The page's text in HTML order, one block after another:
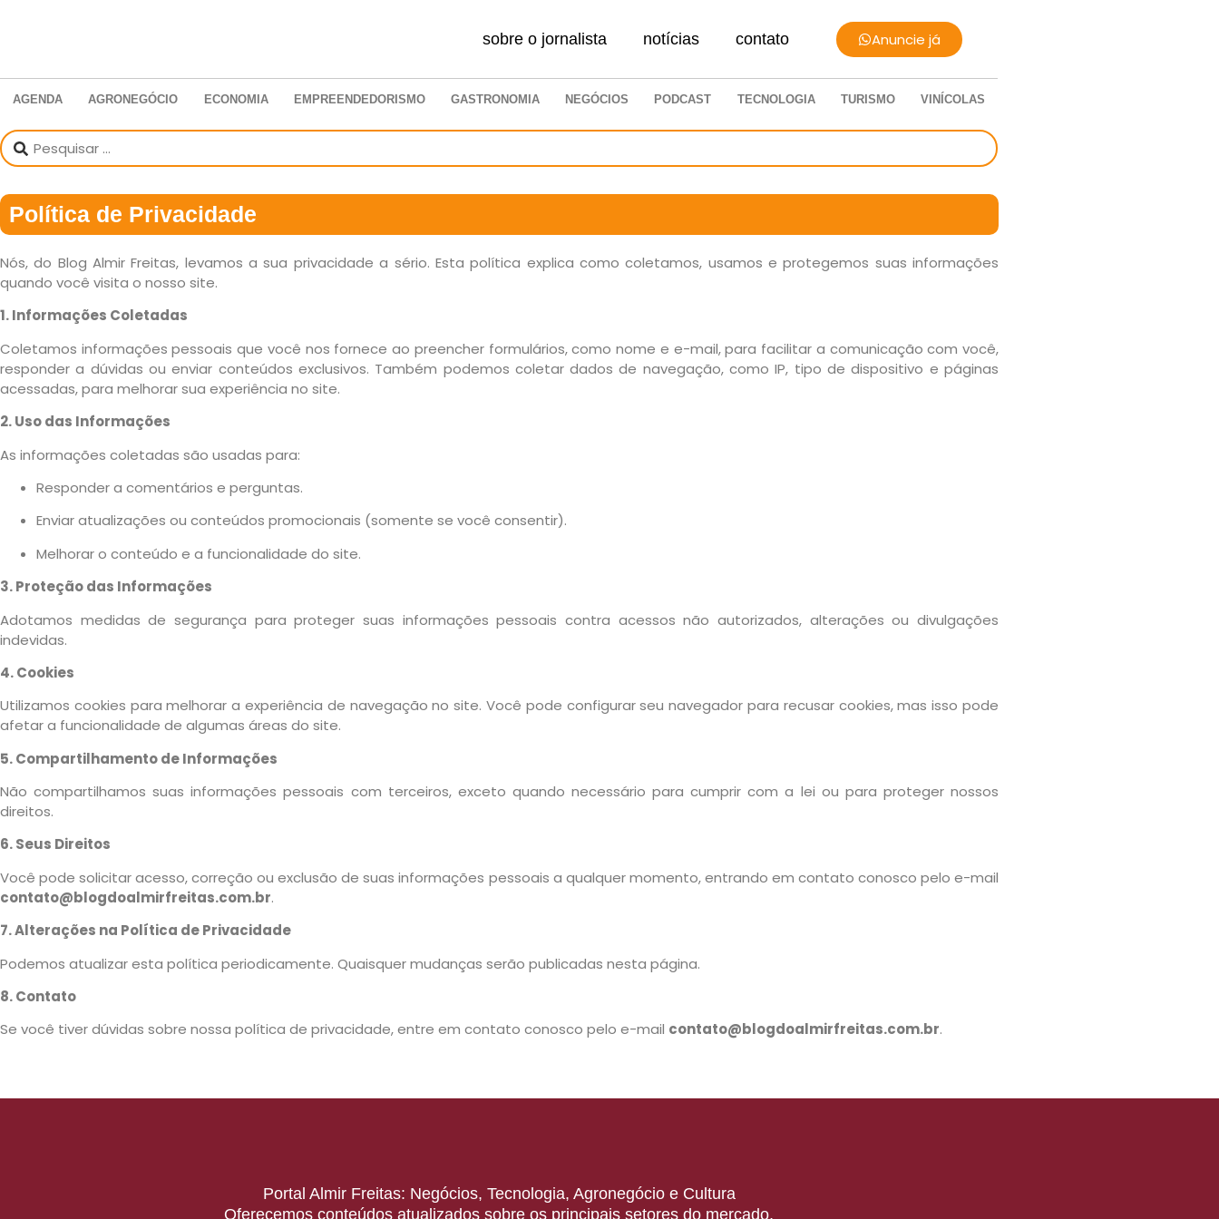
sobre o jornalista notícias contato Anuncie já
AGENDA AGRONEGÓCIO ECONOMIA EMPREENDEDORISMO GASTRONOMIA NEGÓCIOS PODCAST TECNOLOGIA TURISMO VINÍCOLAS
Política de Privacidade
Nós, do Blog Almir Freitas, levamos a sua privacidade a sério. Esta política explica como coletamos, usamos e protegemos suas informações
quando você visita o nosso site.
1. Informações Coletadas
Coletamos informações pessoais que você nos fornece ao preencher formulários, como nome e e-mail, para facilitar a comunicação com você,
responder a dúvidas ou enviar conteúdos exclusivos. Também podemos coletar dados de navegação, como IP, tipo de dispositivo e páginas
acessadas, para melhorar sua experiência no site.
2. Uso das Informações
As informações coletadas são usadas para:
Responder a comentários e perguntas.
Enviar atualizações ou conteúdos promocionais (somente se você consentir).
Melhorar o conteúdo e a funcionalidade do site.
3. Proteção das Informações
Adotamos medidas de segurança para proteger suas informações pessoais contra acessos não autorizados, alterações ou divulgações
indevidas.
4. Cookies
Utilizamos cookies para melhorar a experiência de navegação no site. Você pode configurar seu navegador para recusar cookies, mas isso pode
afetar a funcionalidade de algumas áreas do site.
5. Compartilhamento de Informações
Não compartilhamos suas informações pessoais com terceiros, exceto quando necessário para cumprir com a lei ou para proteger nossos
direitos.
6. Seus Direitos
Você pode solicitar acesso, correção ou exclusão de suas informações pessoais a qualquer momento, entrando em contato conosco pelo e-mail
contato@blogdoalmirfreitas.com.br.
7. Alterações na Política de Privacidade
Podemos atualizar esta política periodicamente. Quaisquer mudanças serão publicadas nesta página.
8. Contato
Se você tiver dúvidas sobre nossa política de privacidade, entre em contato conosco pelo e-mail contato@blogdoalmirfreitas.com.br.
Portal Almir Freitas: Negócios, Tecnologia, Agronegócio e Cultura
Oferecemos conteúdos atualizados sobre os principais setores do mercado,